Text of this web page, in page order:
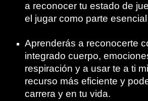
a reconocer tu estado de
el jugar como parte
Aprenderás a reconocerte
integrado cuerpo,
respiración y a usar te a ti
recurso más eficiente y
carrera y en tu vida.